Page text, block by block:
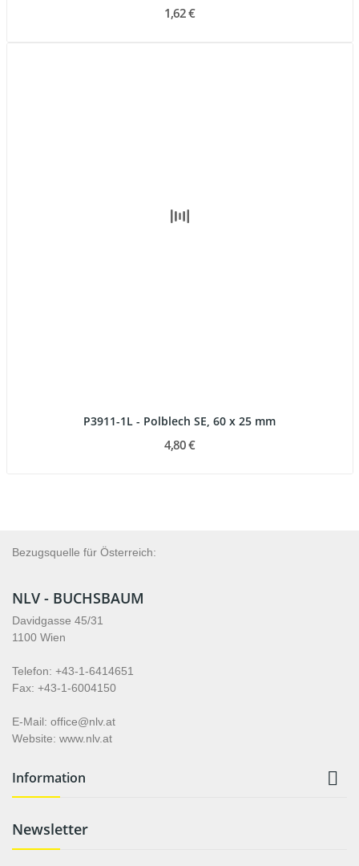
1,62 €
P3911-1L - Polblech SE, 60 x 25 mm
4,80 €
Bezugsquelle für Österreich:
NLV - BUCHSBAUM
Davidgasse 45/31
1100 Wien
Telefon: +43-1-6414651
Fax: +43-1-6004150
E-Mail: office@nlv.at
Website: www.nlv.at
Information 
Newsletter